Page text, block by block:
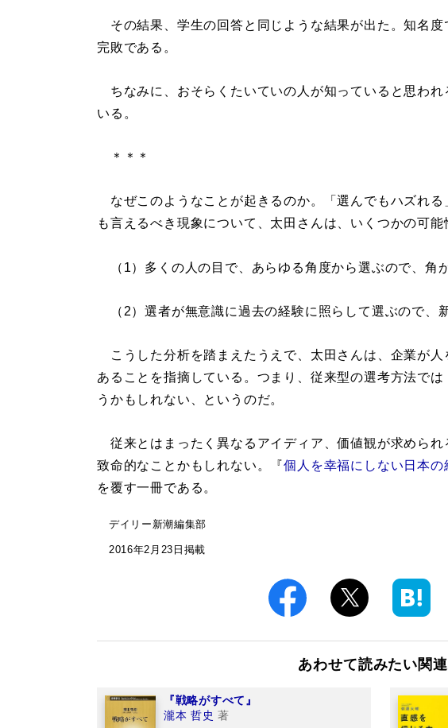
その結果、学生の回答と同じような結果が出た。知名
完敗である。
ちなみに、おそらくたいていの人が知っていると思われ
いる。
＊＊＊
なぜこのようなことが起きるのか。「選んでもハズれる
も言えるべき現象について、太田さんは、いくつかの可能
（1）多くの人の目で、あらゆる角度から選ぶので、角
（2）選者が無意識に過去の経験に照らして選ぶので、
こうした分析を踏まえたうえで、太田さんは、企業が
あることを指摘している。つまり、従来型の選考方法で
うかもしれない、というのだ。
従来とはまったく異なるアイディア、価値観が求められ
致命的なことかもしれない。『個人を幸福にしない日本の
を覆す一冊である。
デイリー新潮編集部
2016年2月23日掲載
あわせて読みたい関
『戦略がすべて』
瀧本 哲史 著